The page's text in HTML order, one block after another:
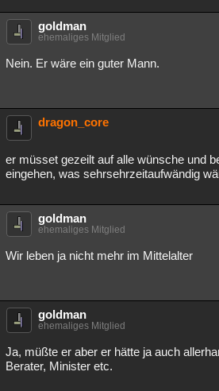
goldman
ehemaliges Mitglied
Nein. Er wäre ein guter Mann.
dragon_core
er müsset gezeilt auf alle wünsche und
eingehen, was sehrsehrzeitaufwändig
goldman
ehemaliges Mitglied
Wir leben ja nicht mehr im Mittelalter
goldman
ehemaliges Mitglied
Ja, müßte er aber er hätte ja auch
Berater, Minister etc.